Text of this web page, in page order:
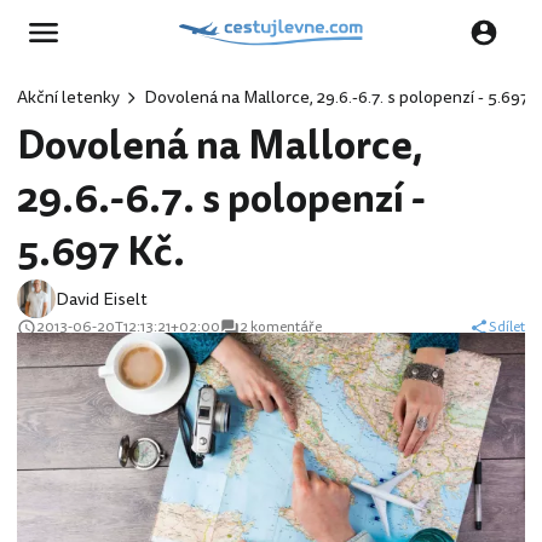
Akční letenky Dovolená na Mallorce, 29.6.-6.7. s polopenzí - 5.697
Dovolená na Mallorce,
29.6.-6.7. s polopenzí -
5.697 Kč.
David Eiselt
2013-06-20T12:13:21+02:00 2 komentáře Sdílet